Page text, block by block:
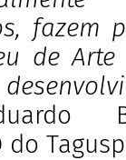
fazem
de Arte
do